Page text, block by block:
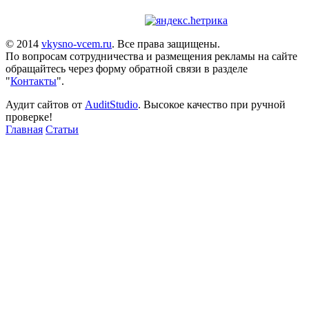
© 2014 vkysno-vcem.ru. Все права защищены.
По вопросам сотрудничества и размещения рекламы на сайте
обращайтесь через форму обратной связи в разделе
"Контакты".
Аудит сайтов от AuditStudio. Высокое качество при ручной
проверке!
Главная Статьи